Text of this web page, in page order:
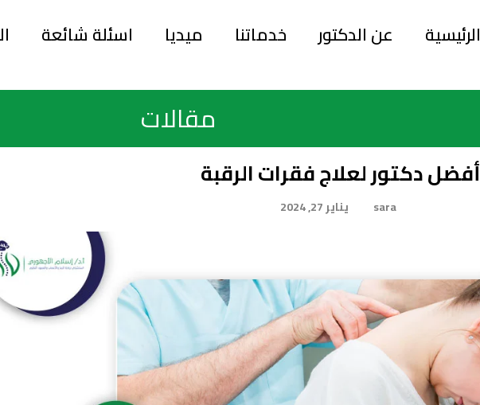
الرئيسية عن الدكتور خدماتنا ميديا اسئلة شائعة
مقالات
أفضل دكتور لعلاج فقرات الرقبة
sara يناير 27, 2024